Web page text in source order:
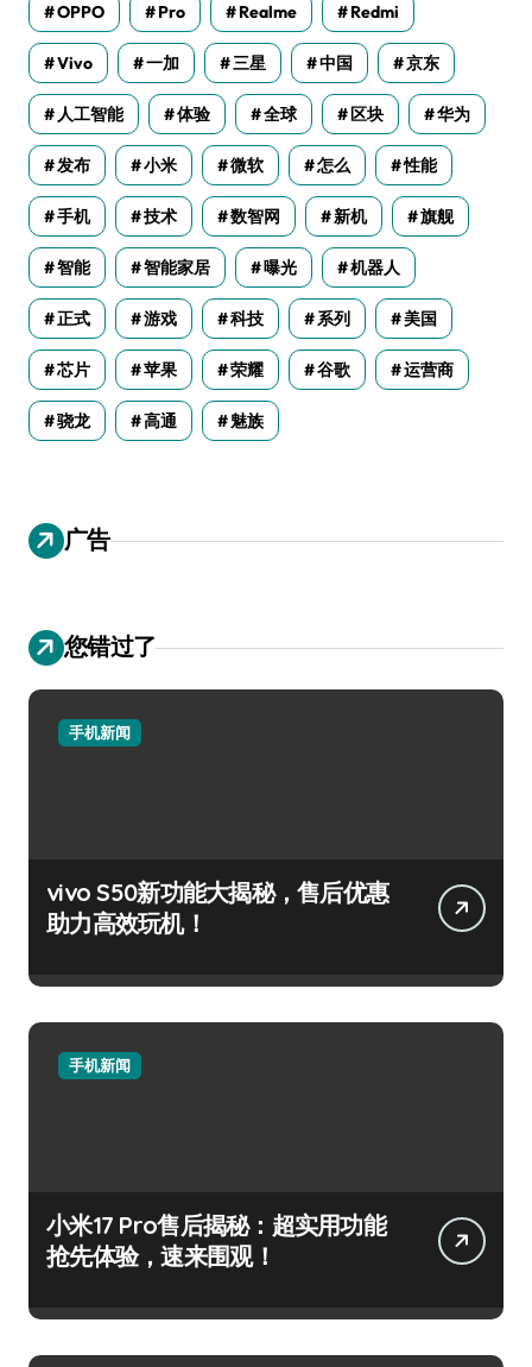
OPPO Pro Realme Redmi
Vivo 一加 三星 中国 京东
人工智能 体验 全球 区块 华为
发布 小米 微软 怎么 性能
手机 技术 数智网 新机 旗舰
智能 智能家居 曝光 机器人
正式 游戏 科技 系列 美国
芯片 苹果 荣耀 谷歌 运营商
骁龙 高通 魅族
广告
您错过了
手机新闻
vivo S50新功能大揭秘，售后优惠
助力高效玩机！
手机新闻
小米17 Pro售后揭秘：超实用功能
抢先体验，速来围观！